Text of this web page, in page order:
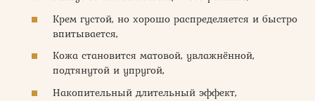
Крем густой, но хорошо распределяется и быстро
впитывается,
Кожа становится матовой, увлажнённой,
подтянутой и упругой,
Накопительный длительный эффект,